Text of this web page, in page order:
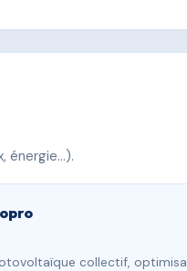
énergie…).
collectif,